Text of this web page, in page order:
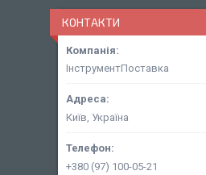
КОНТАКТИ
ІнструментПоставка
Київ, Україна
+380 (97) 100-05-21